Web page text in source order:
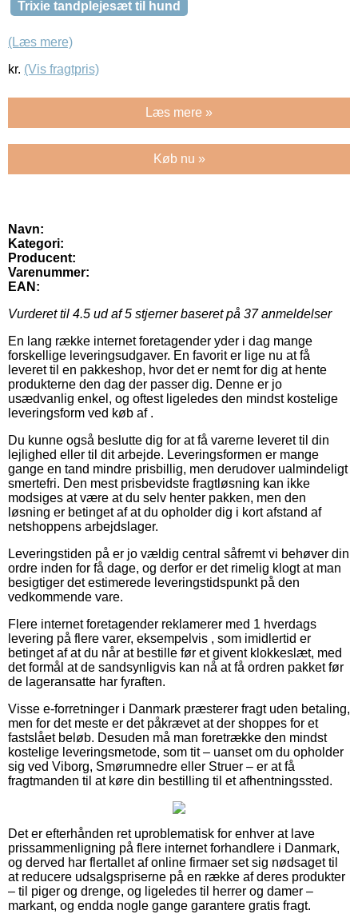
Trixie tandplejesæt til hund
(Læs mere)
kr. (Vis fragtpris)
Læs mere »
Køb nu »
Navn:
Kategori:
Producent:
Varenummer:
EAN:
Vurderet til 4.5 ud af 5 stjerner baseret på 37anmeldelser
En lang række internet foretagender yder i dag mange
forskellige leveringsudgaver. En favorit er lige nu at få
leveret til en pakkeshop, hvor det er nemt for dig at hente
produkterne den dag der passer dig. Denne er jo
usædvanlig enkel, og oftest ligeledes den mindst kostelige
leveringsform ved køb af .
Du kunne også beslutte dig for at få varerne leveret til din
lejlighed eller til dit arbejde. Leveringsformen er mange
gange en tand mindre prisbillig, men derudover ualmindeligt
smertefri. Den mest prisbevidste fragtløsning kan ikke
modsiges at være at du selv henter pakken, men den
løsning er betinget af at du opholder dig i kort afstand af
netshoppens arbejdslager.
Leveringstiden på er jo vældig central såfremt vi behøver din
ordre inden for få dage, og derfor er det rimelig klogt at man
besigtiger det estimerede leveringstidspunkt på den
vedkommende vare.
Flere internet foretagender reklamerer med 1 hverdags
levering på flere varer, eksempelvis , som imidlertid er
betinget af at du når at bestille før et givent klokkeslæt, med
det formål at de sandsynligvis kan nå at få ordren pakket før
de lageransatte har fyraften.
Visse e-forretninger i Danmark præsterer fragt uden betaling,
men for det meste er det påkrævet at der shoppes for et
fastslået beløb. Desuden må man foretrække den mindst
kostelige leveringsmetode, som tit – uanset om du opholder
sig ved Viborg, Smørumnedre eller Struer – er at få
fragtmanden til at køre din bestilling til et afhentningssted.
Det er efterhånden ret uproblematisk for enhver at lave
prissammenligning på flere internet forhandlere i Danmark,
og derved har flertallet af online firmaer set sig nødsaget til
at reducere udsalgspriserne på en række af deres produkter
– til piger og drenge, og ligeledes til herrer og damer –
markant, og endda nogle gange garantere gratis fragt.